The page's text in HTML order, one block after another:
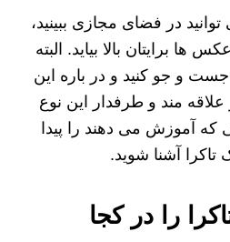
در فضای مجازی ببینید،
ها برایتان بالا بیاید. البته
و جو کنید و در باره این
مند و طرفدار این نوع
که آموزش می دهند را پیدا
تاکرا آشنا شوید.
را در کجا